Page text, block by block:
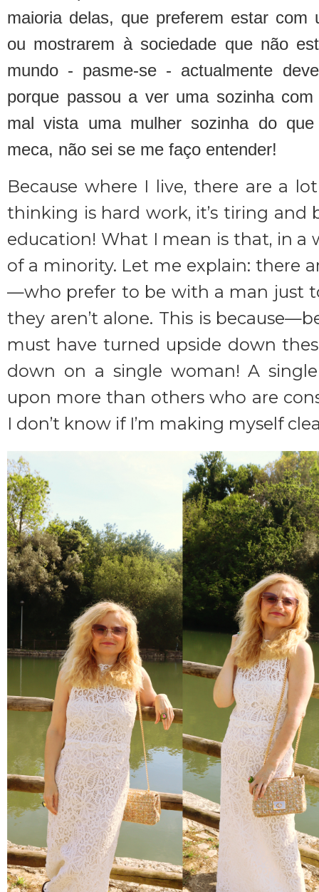
maioria delas, que preferem estar com
ou mostrarem à sociedade que não
mundo - pasme-se - actualmente
porque passou a ver uma sozinha
mal vista uma mulher sozinha do
meca, não sei se me faço entender!
Because where I live, there are a
thinking is hard work, it’s tiring and
education! What I mean is that, in a
of a minority. Let me explain: there
—who prefer to be with a man just
they aren’t alone. This is
must have turned upside down
down on a single woman! A
upon more than others who are
I don’t know if I’m making myself